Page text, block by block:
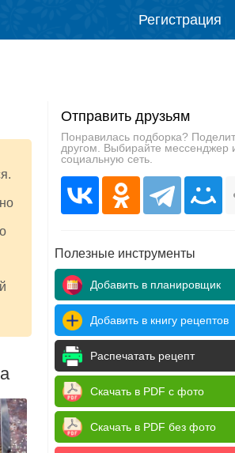
Регистрация
Отправить друзьям
Понравилась подборка?
другом. Выбирайте мессенджер
социальную сеть.
Полезные инструменты
Добавить в планировщик
Добавить в книгу рецептов
Распечатать рецепт
Скачать в PDF с фото
Скачать в PDF без фото